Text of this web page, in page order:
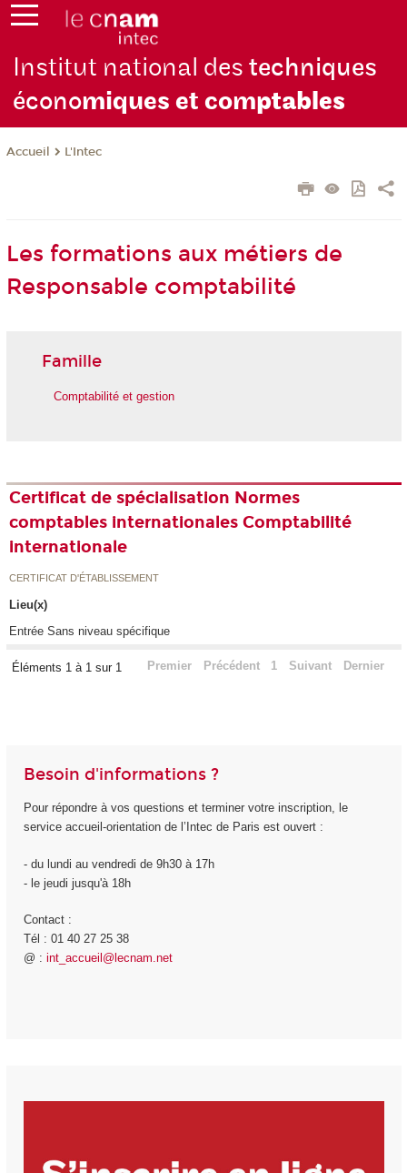
Institut national destechniques
économiques et comptables
Accueil L'Intec
Les formations aux métiers de
Responsable comptabilité
Famille
Comptabilité et gestion
Certificat de spécialisation Normes
comptables internationales Comptabilité
internationale
CERTIFICAT D'ÉTABLISSEMENT
Lieu(x)
Entrée Sans niveau spécifique
Éléments 1 à 1 sur 1 Premier Précédent 1 Suivant Dernier
Besoin d'informations ?
Pour répondre à vos questions et terminer votre inscription, le
service accueil-orientation de l’Intec de Paris est ouvert :
- du lundi au vendredi de 9h30 à 17h
- le jeudi jusqu'à 18h
Contact :
Tél : 01 40 27 25 38
@ : int_accueil@lecnam.net